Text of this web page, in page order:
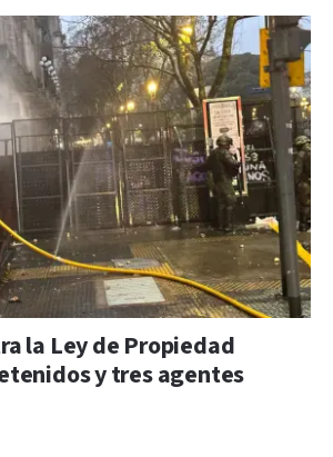
la Ley de Propiedad
y tres agentes